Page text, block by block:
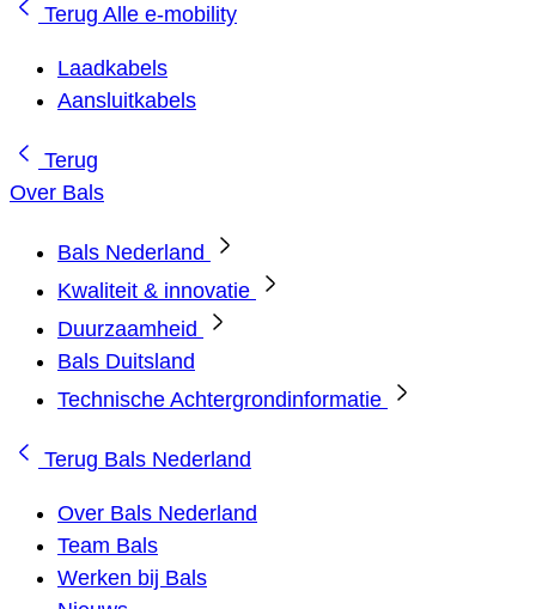
Terug Alle e-mobility
Laadkabels
Aansluitkabels
Terug
Over Bals
Bals Nederland
Kwaliteit & innovatie
Duurzaamheid
Bals Duitsland
Technische Achtergrondinformatie
Terug Bals Nederland
Over Bals Nederland
Team Bals
Werken bij Bals